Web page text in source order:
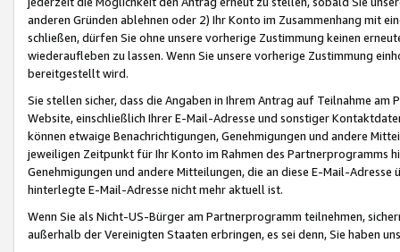
anderen Gründen ablehnen oder 2) Ihr Konto im Zusammenhang mit
schließen, dürfen Sie ohne unsere vorherige Zustimmung keinen
wiederaufleben zu lassen. Wenn Sie unsere vorherige Zustimmung
bereitgestellt wird.
Sie stellen sicher, dass die Angaben in Ihrem Antrag auf Teilnahme
Website, einschließlich Ihrer E-Mail-Adresse und sonstiger
können etwaige Benachrichtigungen, Genehmigungen und andere
jeweiligen Zeitpunkt für Ihr Konto im Rahmen des Partnerprogramms
Genehmigungen und andere Mitteilungen, die an diese E-Mail-
hinterlegte E-Mail-Adresse nicht mehr aktuell ist.
Wenn Sie als Nicht-US-Bürger am Partnerprogramm teilnehmen,
außerhalb der Vereinigten Staaten erbringen, es sei denn, Sie haben